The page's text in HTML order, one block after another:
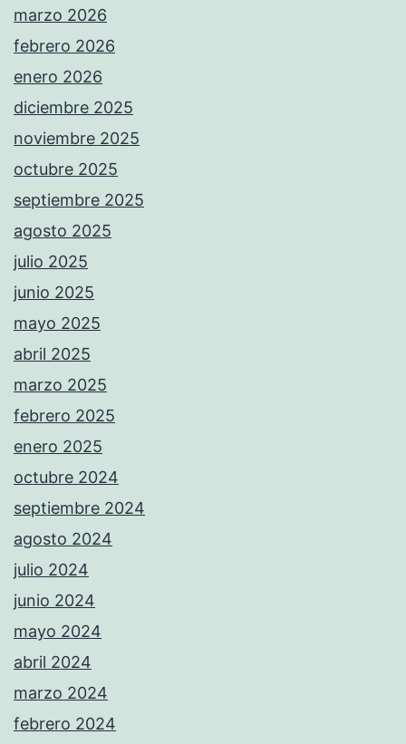
marzo 2026
febrero 2026
enero 2026
diciembre 2025
noviembre 2025
octubre 2025
septiembre 2025
agosto 2025
julio 2025
junio 2025
mayo 2025
abril 2025
marzo 2025
febrero 2025
enero 2025
octubre 2024
septiembre 2024
agosto 2024
julio 2024
junio 2024
mayo 2024
abril 2024
marzo 2024
febrero 2024